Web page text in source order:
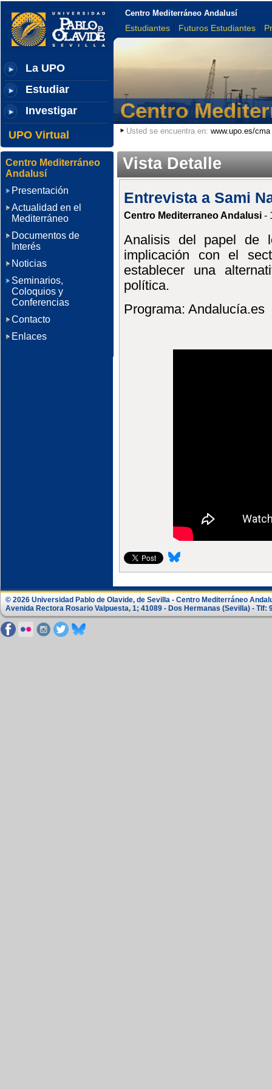
La UPO
Estudiar
Investigar
UPO Virtual
Centro Mediterráneo Andalusí
Estudiantes Futuros Estudiantes
Centro
Usted se encuentra en: www.upo.es/cma
Vista Detalle
Entrevista a Sami
Centro Mediterraneo Andalusi-
Analisis del papel de
implicación con el
establecer una
política.
Programa: Andalucía.es
Centro Mediterráneo
Andalusí
Presentación
Actualidad en el
Mediterráneo
Documentos de
Interés
Noticias
Seminarios,
Coloquios y
Conferencias
Contacto
Enlaces
© 2026 Universidad Pablo de Olavide, de Sevilla - Centro Mediterráneo
Avenida Rectora Rosario Valpuesta, 1; 41089 - Dos Hermanas (Sevilla) - Tlf: